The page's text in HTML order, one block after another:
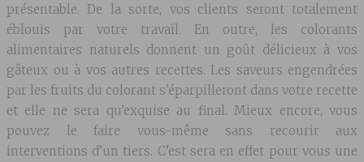
présentable. De la sorte, vos clients seront totalement
éblouis par votre travail. En outre, les colorants
alimentaires naturels donnent un goût délicieux à vos
gâteux ou à vos autres recettes. Les saveurs engendrées
par les fruits du colorant s’éparpilleront dans votre recette
et elle ne sera qu’exquise au final. Mieux encore, vous
pouvez le faire vous-même sans recourir aux
interventions d’un tiers. C’est sera en effet pour vous une